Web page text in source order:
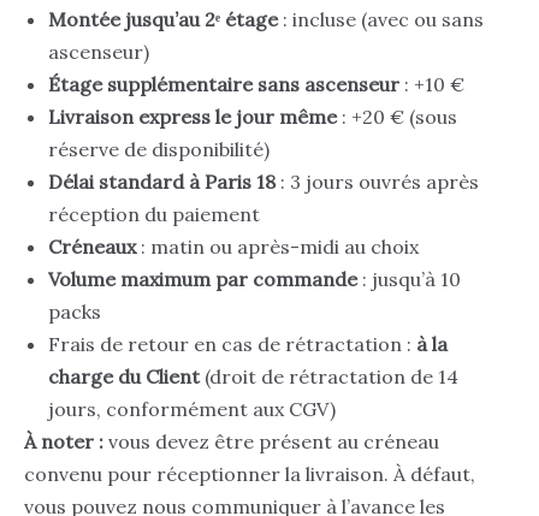
Montée jusqu’au 2ᵉ étage: incluse (avec ou sans
ascenseur)
Étage supplémentaire sans ascenseur : +10 €
Livraison express le jour même: +20 € (sous
réserve de disponibilité)
Délai standard à Paris 18: 3 jours ouvrés après
réception du paiement
Créneaux: matin ou après-midi au choix
Volume maximum par commande: jusqu’à 10
packs
Frais de retour en cas de rétractation : à la
charge du Client(droit de rétractation de 14
jours, conformément aux CGV)
À noter : vous devez être présent au créneau
convenu pour réceptionner la livraison. À défaut,
vous pouvez nous communiquer à l’avance les